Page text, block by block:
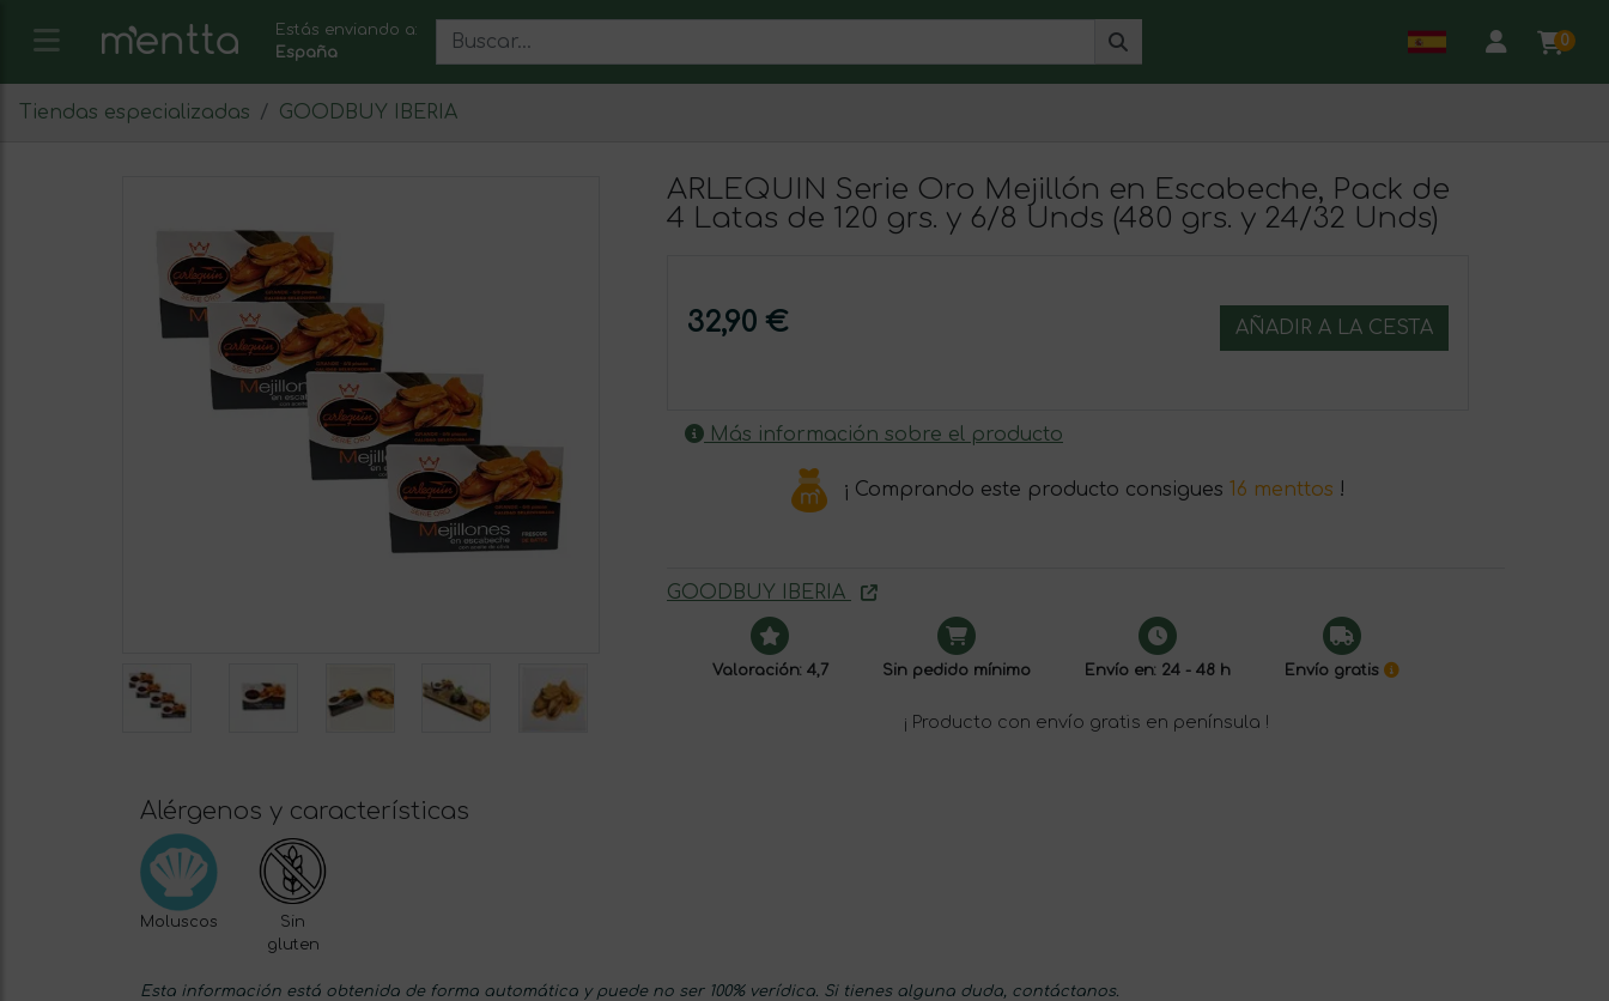
Estás enviando a:
España
0
Tiendas especializadas GOODBUY IBERIA
ARLEQUIN Serie Oro Mejillón en Escabeche, Pack de
4 Latas de 120 grs. y 6/8 Unds (480 grs. y 24/32 Unds)
32,90 € AÑADIR A LA CESTA
Más información sobre el producto
¡ Comprando este producto consigues 16 menttos !
GOODBUY IBERIA
Valoración: 4,7 Sin pedido mínimo Envío en: 24 - 48 h Envío gratis
¡ Producto con envío gratis en península !
Alérgenos y características
Moluscos
Sin
gluten
Esta información está obtenida de forma automática y puede no ser 100% verídica. Si tienes alguna duda, contáctanos.